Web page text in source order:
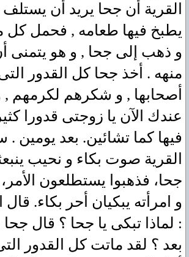
القرية أن جحا يريد أن يستلف
يطبخ فيها طعامه , فحمل كل
و ذهب إلى جحا , و هو يتمنى
منهه . أخذ جحا كل القدور
أصحابها , و شكرهم لكرمهم ,
عندك الآن يا زوجتى قدورا
فيها كما تشائين. بعد يومين
القرية صوت بكاء و نحيب
جحا، فذهبوا يستطلعون
و امرأته يبكيان أحر بكاء. قال
: لماذا تبكى يا جحا ؟ قال جحا
بعد ؟ لقد ماتت كل القدور